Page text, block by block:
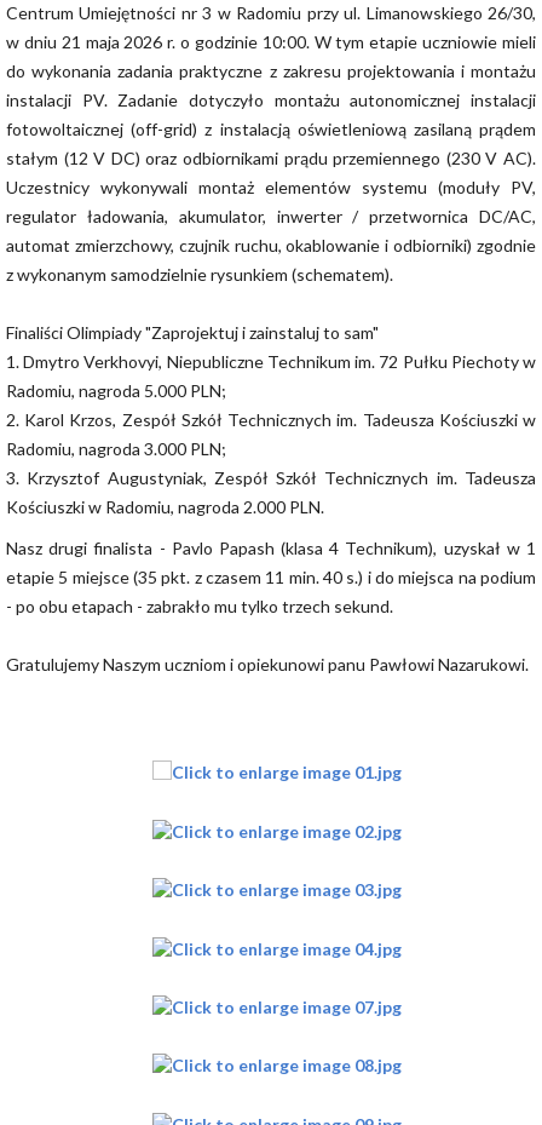
Centrum Umiejętności nr 3 w Radomiu przy ul. Limanowskiego 26/30,
w dniu 21 maja 2026 r. o godzinie 10:00. W tym etapie uczniowie mieli
do wykonania zadania praktyczne z zakresu projektowania i montażu
instalacji PV. Zadanie dotyczyło montażu autonomicznej instalacji
fotowoltaicznej (off-grid) z instalacją oświetleniową zasilaną prądem
stałym (12 V DC) oraz odbiornikami prądu przemiennego (230 V AC).
Uczestnicy wykonywali montaż elementów systemu (moduły PV,
regulator ładowania, akumulator, inwerter / przetwornica DC/AC,
automat zmierzchowy, czujnik ruchu, okablowanie i odbiorniki) zgodnie
z wykonanym samodzielnie rysunkiem (schematem).
Finaliści Olimpiady "Zaprojektuj i zainstaluj to sam"
1. Dmytro Verkhovyi, Niepubliczne Technikum im. 72 Pułku Piechoty w
Radomiu, nagroda 5.000 PLN;
2. Karol Krzos, Zespół Szkół Technicznych im. Tadeusza Kościuszki w
Radomiu, nagroda 3.000 PLN;
3. Krzysztof Augustyniak, Zespół Szkół Technicznych im. Tadeusza
Kościuszki w Radomiu, nagroda 2.000 PLN.
Nasz drugi finalista - Pavlo Papash (klasa 4 Technikum), uzyskał w 1
etapie 5 miejsce (35 pkt. z czasem 11 min. 40 s.) i do miejsca na podium
- po obu etapach - zabrakło mu tylko trzech sekund.
Gratulujemy Naszym uczniom i opiekunowi panu Pawłowi Nazarukowi.